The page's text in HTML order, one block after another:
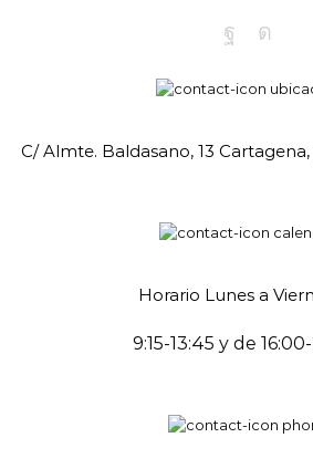
C/ Almte. Baldasano, 13
Horario Lunes a
9:15-13:45 y de